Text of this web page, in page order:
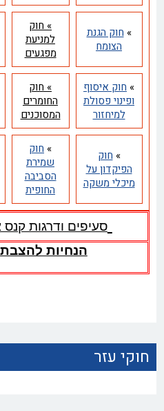
» חוק הגנת
הצומח
» חוק
למניעת
מפגעים
» חוק איסוף
ופינוי פסולת
למיחזור
» חוק
החומרים
המסוכנים
» חוק
הפיקדון על
מיכלי משקה
» חוק
שמירת
הסביבה
החופית
סעיפים ודרגות
הנחיות
חוקי עזר